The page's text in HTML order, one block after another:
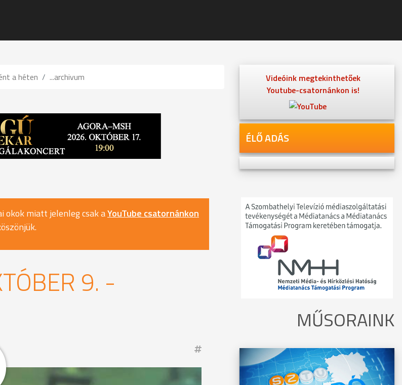
a héten ...archivum
okok miatt jelenleg csak aYouTube csatornánkon
9. -
Videóink megtekinthetőek
Youtube-csatornánkon is!
ÉLŐ ADÁS
MŰSORAINK